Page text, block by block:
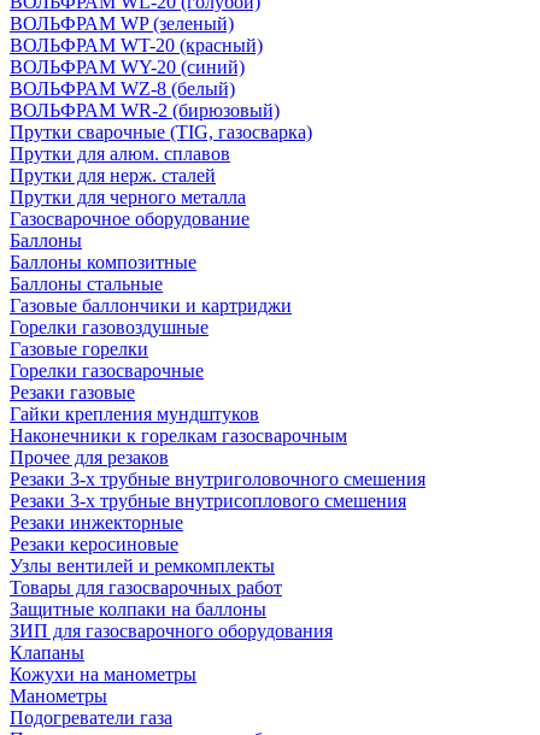
ВОЛЬФРАМ WP (зеленый)
ВОЛЬФРАМ WT-20 (красный)
ВОЛЬФРАМ WY-20 (синий)
ВОЛЬФРАМ WZ-8 (белый)
ВОЛЬФРАМ WR-2 (бирюзовый)
Прутки сварочные (TIG, газосварка)
Прутки для алюм. сплавов
Прутки для нерж. сталей
Прутки для черного металла
Газосварочное оборудование
Баллоны
Баллоны композитные
Баллоны стальные
Газовые баллончики и картриджи
Горелки газовоздушные
Газовые горелки
Горелки газосварочные
Резаки газовые
Гайки крепления мундштуков
Наконечники к горелкам газосварочным
Прочее для резаков
Резаки 3-х трубные внутриголовочного смешения
Резаки 3-х трубные внутрисоплового смешения
Резаки инжекторные
Резаки керосиновые
Узлы вентилей и ремкомплекты
Товары для газосварочных работ
Защитные колпаки на баллоны
ЗИП для газосварочного оборудования
Клапаны
Кожухи на манометры
Манометры
Подогреватели газа